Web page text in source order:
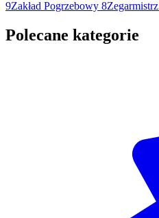
9Zakład Pogrzebowy 8Zegarmistrz
Polecane kategorie